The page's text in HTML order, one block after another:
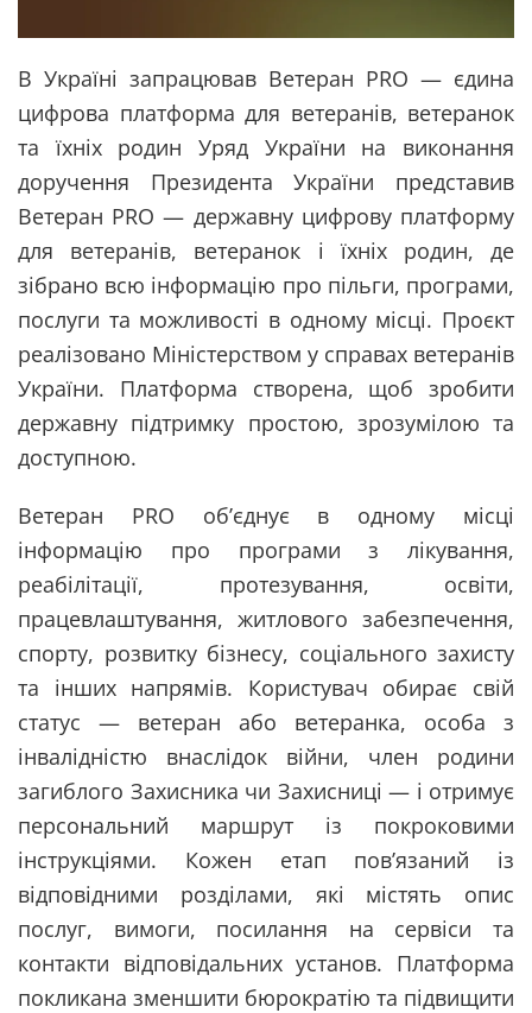
В Україні запрацював Ветеран PRO — єдина
цифрова платформа для ветеранів, ветеранок
та їхніх родин Уряд України на виконання
доручення Президента України представив
Ветеран PRO — державну цифрову платформу
для ветеранів, ветеранок і їхніх родин, де
зібрано всю інформацію про пільги, програми,
послуги та можливості в одному місці. Проєкт
реалізовано Міністерством у справах ветеранів
України. Платформа створена, щоб зробити
державну підтримку простою, зрозумілою та
доступною.
Ветеран PRO об’єднує в одному місці
інформацію про програми з лікування,
реабілітації, протезування, освіти,
працевлаштування, житлового забезпечення,
спорту, розвитку бізнесу, соціального захисту
та інших напрямів. Користувач обирає свій
статус — ветеран або ветеранка, особа з
інвалідністю внаслідок війни, член родини
загиблого Захисника чи Захисниці — і отримує
персональний маршрут із покроковими
інструкціями. Кожен етап пов’язаний із
відповідними розділами, які містять опис
послуг, вимоги, посилання на сервіси та
контакти відповідальних установ. Платформа
покликана зменшити бюрократію та підвищити